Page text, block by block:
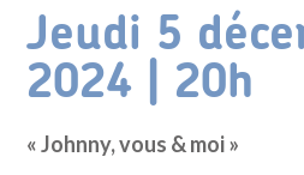
Jeudi 5
2024 | 20h
« Johnny, vous & moi »